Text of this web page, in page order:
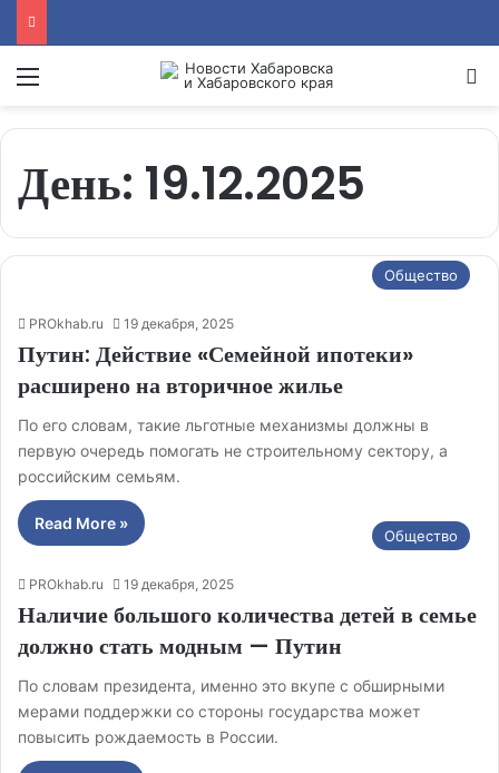
Menu
День: 19.12.2025
Общество
PROkhab.ru 19 декабря, 2025
Путин: Действие «Семейной ипотеки»
расширено на вторичное жилье
По его словам, такие льготные механизмы должны в
первую очередь помогать не строительному сектору, а
российским семьям.
Read More »
Общество
PROkhab.ru 19 декабря, 2025
Наличие большого количества детей в семье
должно стать модным — Путин
По словам президента, именно это вкупе с обширными
мерами поддержки со стороны государства может
повысить рождаемость в России.